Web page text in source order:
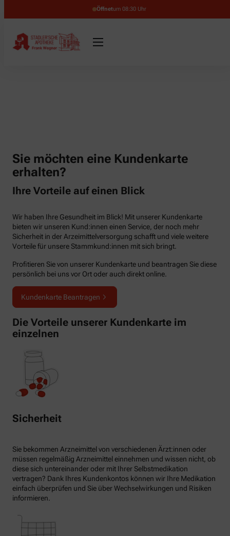
Öffnetum 08:30 Uhr
Sie möchten eine Kundenkarte
erhalten?
Ihre Vorteile auf einen Blick
Wir haben Ihre Gesundheit im Blick! Mit unserer Kundenkarte
bieten wir unseren Kund:innen einen Service, der noch mehr
Sicherheit in der Arzeimittelversorgung schafft und viele weitere
Vorteile für unsere Stammkund:innen mit sich bringt.
Profitieren Sie von unserer Kundenkarte und beantragen Sie diese
persönlich bei uns vor Ort oder auch direkt online.
Kundenkarte Beantragen
Die Vorteile unserer Kundenkarte im
einzelnen
Sicherheit
Sie bekommen Arzneimittel von verschiedenen Ärzt:innen oder
müssen regelmäßig Arzneimittel einnehmen und wissen nicht, ob
diese sich untereinander oder mit Ihrer Selbstmedikation
vertragen? Dank Ihres Kundenkontos können wir Ihre Medikation
einfach überprüfen und Sie über Wechselwirkungen und Risiken
informieren.